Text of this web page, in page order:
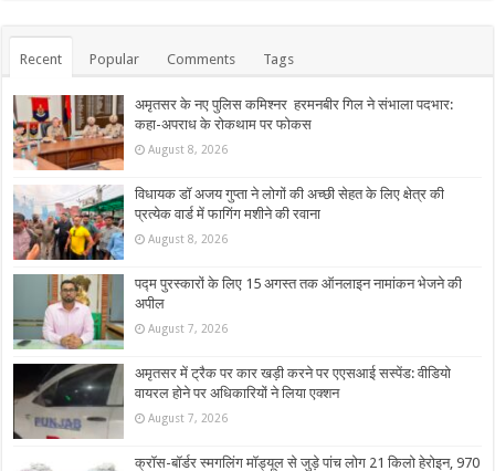
Recent Popular Comments Tags
अमृतसर के नए पुलिस कमिश्नर हरमनबीर गिल ने संभाला पदभार:
कहा-अपराध के रोकथाम पर फोकस
August 8, 2026
विधायक डॉ अजय गुप्ता ने लोगों की अच्छी सेहत के लिए क्षेत्र की
प्रत्येक वार्ड में फागिंग मशीने की रवाना
August 8, 2026
पद्म पुरस्कारों के लिए 15 अगस्त तक ऑनलाइन नामांकन भेजने की
अपील
August 7, 2026
अमृतसर में ट्रैक पर कार खड़ी करने पर एएसआई सस्पेंड: वीडियो
वायरल होने पर अधिकारियों ने लिया एक्शन
August 7, 2026
क्रॉस-बॉर्डर स्मगलिंग मॉड्यूल से जुड़े पांच लोग 21 किलो हेरोइन, 970